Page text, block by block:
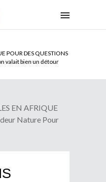
POUR DES QUESTIONS
valait bien un détour
EN AFRIQUE
Nature Pour